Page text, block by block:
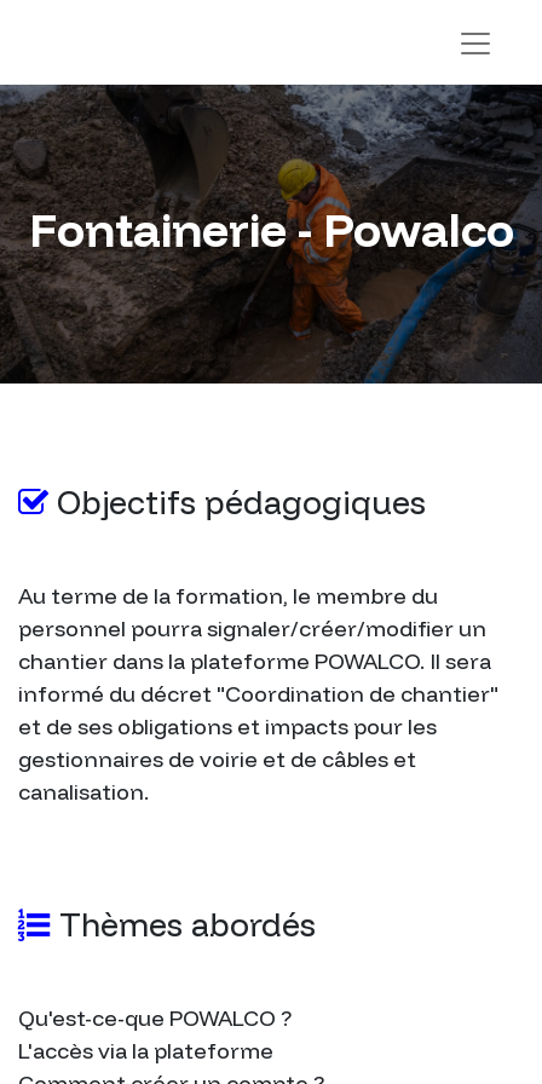
Fontainerie - Powalco
Objectifs pédagogiques
Au terme de la formation, le membre du
personnel pourra signaler/créer/modifier un
chantier dans la plateforme POWALCO. Il sera
informé du décret "Coordination de chantier"
et de ses obligations et impacts pour les
gestionnaires de voirie et de câbles et
canalisation.
Thèmes abordés
Qu'est-ce-que POWALCO ?
L'accès via la plateforme